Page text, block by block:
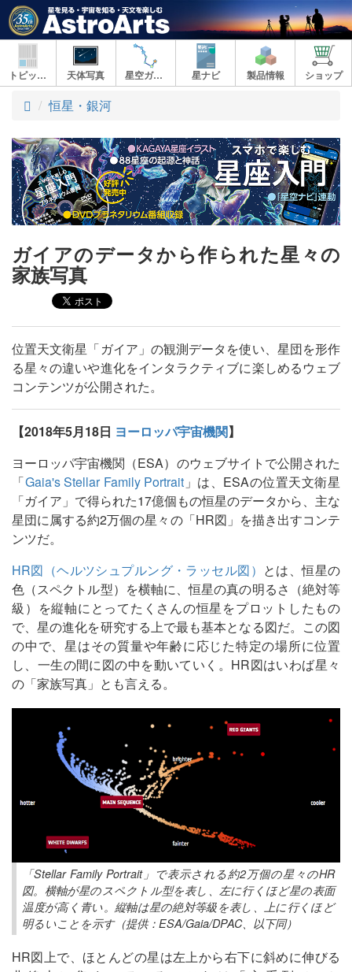
トピックス 天体写真 星空ガイド 星ナビ 製品情報 ショップ
ト
プ
恒星・銀河
ガイアのデータから作られた星々の
家族写真
位置天文衛星「ガイア」の観測データを使い、星団を形作
る星々の違いや進化をインタラクティブに楽しめるウェブ
コンテンツが公開された。
【2018年5月18日 ヨーロッパ宇宙機関】
ヨーロッパ宇宙機関（ESA）のウェブサイトで公開された
「Gaia's Stellar Family Portrait 」は、ESAの位置天文衛星
「ガイア」で得られた17億個もの恒星のデータから、主な
星団に属する約2万個の星々の「HR図」を描き出すコンテ
ンツだ。
HR図（ヘルツシュプルング・ラッセル図） とは、恒星の
色（スペクトル型）を横軸に、恒星の真の明るさ（絶対等
級）を縦軸にとってたくさんの恒星をプロットしたもの
で、星の進化を研究する上で最も基本となる図だ。この図
の中で、星はその質量や年齢に応じた特定の場所に位置
し、一生の間に図の中を動いていく。HR図はいわば星々
の「家族写真」とも言える。
「Stellar Family Portrait」で表示される約2万個の星々のHR
図。横軸が星のスペクトル型を表し、左に行くほど星の表面
温度が高く青い。縦軸は星の絶対等級を表し、上に行くほど
明るいことを示す（提供：ESA/Gaia/DPAC、以下同）
HR図上で、ほとんどの星は左上から右下に斜めに伸びる